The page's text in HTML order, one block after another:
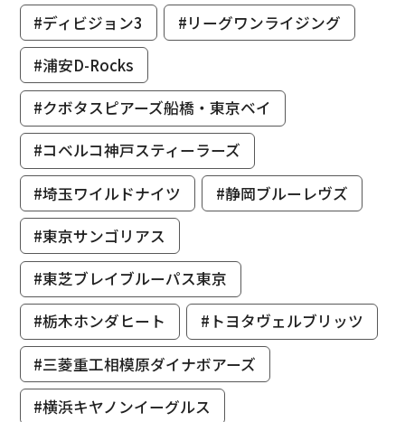
#ディビジョン3
#リーグワンライジング
#浦安D-Rocks
#クボタスピアーズ船橋・東京ベイ
#コベルコ神戸スティーラーズ
#埼玉ワイルドナイツ
#静岡ブルーレヴズ
#東京サンゴリアス
#東芝ブレイブルーパス東京
#栃木ホンダヒート
#トヨタヴェルブリッツ
#三菱重工相模原ダイナボアーズ
#横浜キヤノンイーグルス